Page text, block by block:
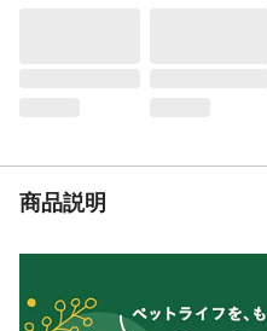
以内●大
重量
梱包重量(
原材料
鶏ささみ
商品説明